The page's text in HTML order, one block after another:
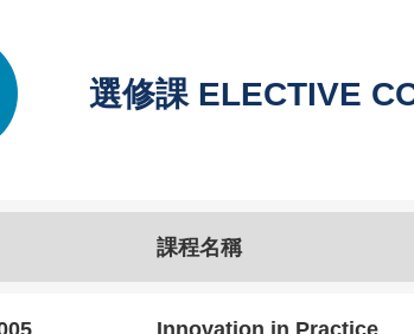
Image
選修課 ELECTIVE
課程名稱
Innovation in Practice